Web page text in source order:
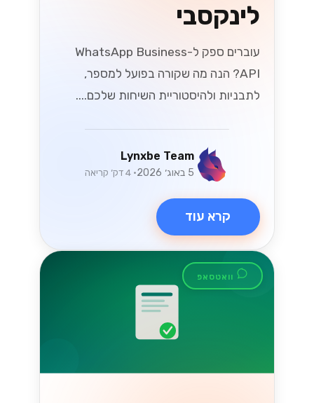
לינקסבי
עוברים ספק ל-WhatsApp Business
API? הנה מה שקורה בפועל למספר,
לתבניות ולהיסטוריית השיחות שלכם....
Lynxbe Team
5 באוג׳ 2026 • 4 דק׳ קריאה
קרא עוד
וואטסאפ